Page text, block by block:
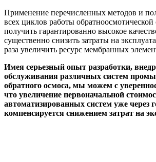
Применение перечисленных методов и
всех циклов работы обратноосмотической
получить гарантированно высокое
существенно снизить затраты на
раза увеличить ресурс мембранных
Имея серьезный опыт разработки,
обслуживания различных систем
обратного осмоса, мы можем с
что увеличение первоначальной
автоматизированных систем уже через
компенсируется снижением затрат на